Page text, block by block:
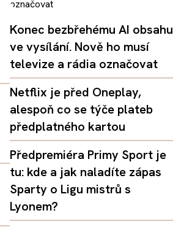
Konec bezbřehému AI obsahu
ve vysílání. Nově ho musí
televize a rádia označovat
Netflix je před Oneplay,
alespoň co se týče plateb
předplatného kartou
Předpremiéra Primy Sport je
tu: kde a jak naladíte zápas
Sparty o Ligu mistrů s
Lyonem?